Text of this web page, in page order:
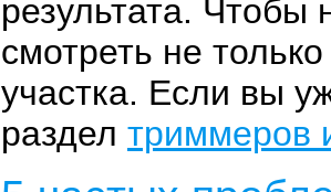
результата.
смотреть не
участка. Если вы
раздел триммеров